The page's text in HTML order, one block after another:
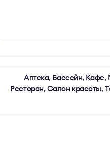
Аптека, Бассейн, Кафе,
Ресторан, Салон красоты,